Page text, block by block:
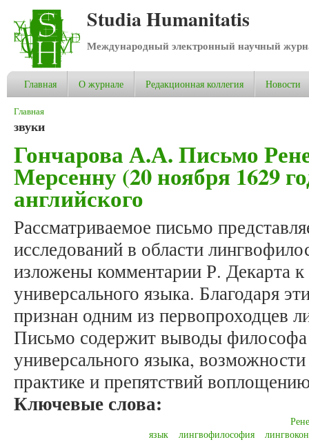
Studia Humanitatis
Международный электронный научный
Главная О журнале Редакционная коллегия Новости
Вы здесь
Главная
звуки
Гончарова А.А. Письмо
Мерсенну (20 ноября 1629
английского
Рассматриваемое письмо
исследований в области
изложены комментарии Р. Декарта
универсального языка. Благодаря
признан одним из первопроходцев
Письмо содержит выводы философа
универсального языка,
практике и препятствий
Ключевые слова:
язык
лингвофилософия